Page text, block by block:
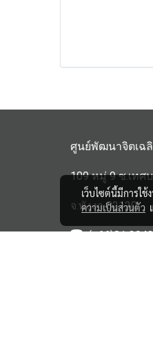
ศูนย์พัฒนาจิตเฉลิ
109 หมู่ 9 ซ.เทศ
จ.พังงา 82120
(+66)81
เว็บไซต์นี้มีการใ
ความเป็นส่วนตัว